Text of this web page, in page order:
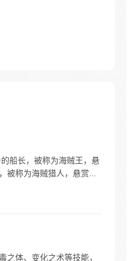
船长，被称为海贼王，悬
被称为海贼猎人，悬赏...
之体、变化之术等技能，